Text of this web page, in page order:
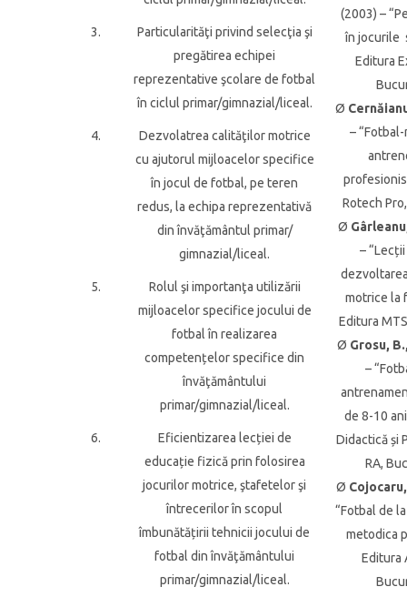
(2003) –
în jocurile
Editura
Ø
–
Rotech
Ø
–
motrice la
Editura MTS
Ø Grosu,
–
de 8-10
Didactică și
RA,
Ø
“Fotbal de
metodica
Editura
3.
Particularităţi privind selecţia şi
pregătirea echipei
reprezentative şcolare de fotbal
în ciclul primar/gimnazial/liceal.
4.
Dezvolatrea calităţilor motrice
cu ajutorul mijloacelor specifice
în jocul de fotbal, pe teren
redus, la echipa reprezentativă
din învăţământul primar/
gimnazial/liceal.
5.
Rolul şi importanţa utilizării
mijloacelor specifice jocului de
fotbal în realizarea
competențelor specifice din
învăţământului
primar/gimnazial/liceal.
6.
Eficientizarea lecției de
educație fizică prin folosirea
jocurilor motrice, ştafetelor şi
întrecerilor în scopul
îmbunătățirii tehnicii jocului de
fotbal din învăţământului
primar/gimnazial/liceal.